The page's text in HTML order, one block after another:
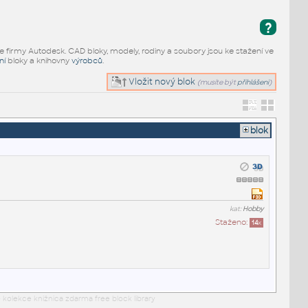
?
firmy Autodesk. CAD bloky, modely, rodiny a soubory jsou ke stažení ve
bloky a knihovny výrobců.
Vložit nový blok (musíte být přihlášeni)
blok
kat:Hobby
Staženo: 14x
knižnica zdarma free block library